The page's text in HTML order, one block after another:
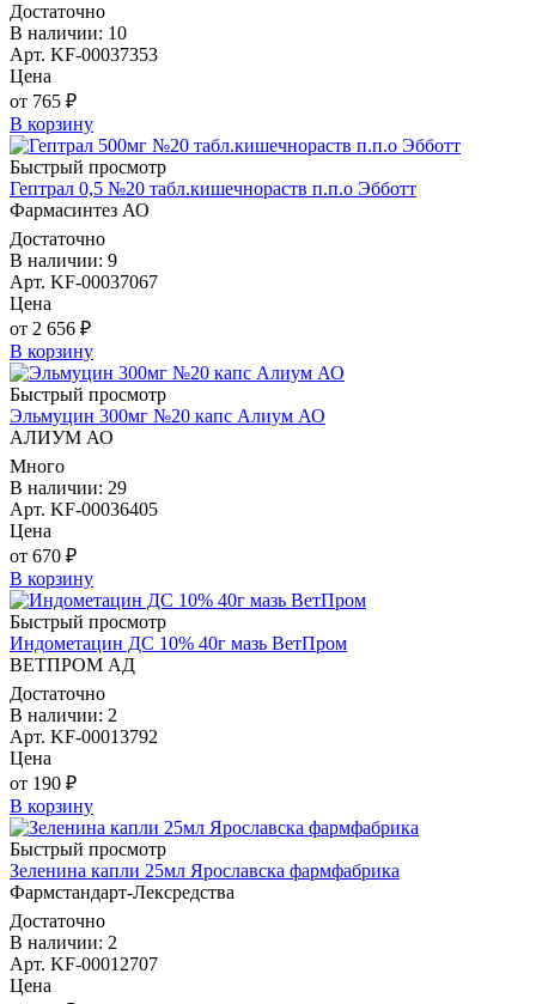
Достаточно
В наличии: 10
Арт. KF-00037353
Цена
от 765 ₽
В корзину
Быстрый просмотр
Гептрал 0,5 №20 табл.кишечнораств п.п.о Эбботт
Фармасинтез АО
Достаточно
В наличии: 9
Арт. KF-00037067
Цена
от 2 656 ₽
В корзину
Быстрый просмотр
Эльмуцин 300мг №20 капс Алиум АО
АЛИУМ АО
Много
В наличии: 29
Арт. KF-00036405
Цена
от 670 ₽
В корзину
Быстрый просмотр
Индометацин ДС 10% 40г мазь ВетПром
ВЕТПРОМ АД
Достаточно
В наличии: 2
Арт. KF-00013792
Цена
от 190 ₽
В корзину
Быстрый просмотр
Зеленина капли 25мл Ярославска фармфабрика
Фармстандарт-Лексредства
Достаточно
В наличии: 2
Арт. KF-00012707
Цена